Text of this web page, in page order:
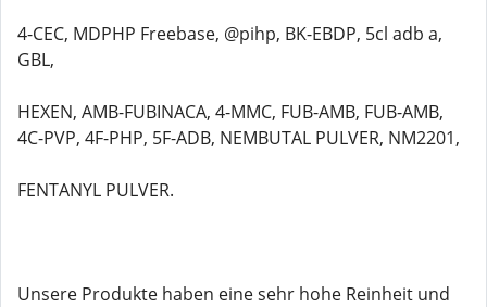
4-CEC, MDPHP Freebase, @pihp, BK-EBDP, 5cl adb a,
GBL,
HEXEN, AMB-FUBINACA, 4-MMC, FUB-AMB, FUB-AMB,
4C-PVP, 4F-PHP, 5F-ADB, NEMBUTAL PULVER, NM2201,
FENTANYL PULVER.
Unsere Produkte haben eine sehr hohe Reinheit und